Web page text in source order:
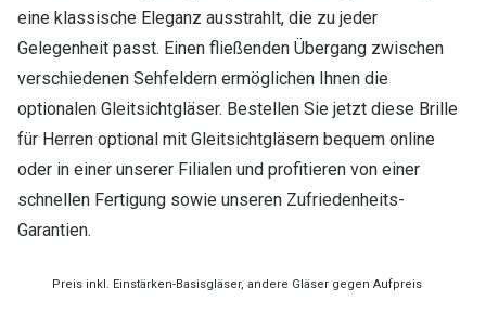
eine klassische Eleganz ausstrahlt, die zu jeder
Gelegenheit passt. Einen fließenden Übergang zwischen
verschiedenen Sehfeldern ermöglichen Ihnen die
optionalen Gleitsichtgläser. Bestellen Sie jetzt diese Brille
für Herren optional mit Gleitsichtgläsern bequem online
oder in einer unserer Filialen und profitieren von einer
schnellen Fertigung sowie unseren Zufriedenheits-
Garantien.
Preis inkl. Einstärken-Basisgläser, andere Gläser gegen Aufpreis